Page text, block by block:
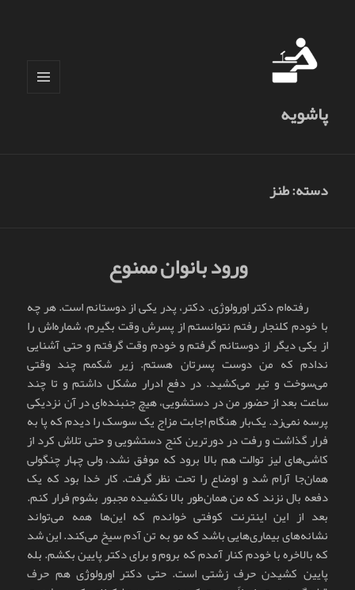
پاشویه
دسته:طنز
ورود بانوان ممنوع
رفته‌ام دکتر اورولوژی. دکتر، پدر یکی از دوستانم است. هر چه
با خودم کلنجار رفتم نتوانستم از پسرش وقت بگیرم، شماره‌اش را
از یکی دیگر از دوستانم گرفتم و خودم وقت گرفتم و حتی آشنایی
ندادم که من دوست پسرتان هستم. زیر شکمم چند وقتی
می‌سوخت و تیر می‌کشید. در دفع ادرار مشکل داشتم و تا چند
ساعت بعد از حضور من در دستشویی، هیچ جنبنده‌ای در آن نزدیکی
پرسه نمی‌زد. یک‌بار هنگام اجابت مزاج یک سوسک را دیدم که پا به
فرار گذاشت و رفت در دورترین کنج دستشویی و حتی تلاش کرد از
کاشی‌های لیز توالت هم بالا برود که موفق نشد، ولی چهار چنگولی
همان‌جا آرام شد و اوضاع را تحت نظر گرفت. کار خدا بود که یک
دفعه بال نزند که من همان‌طور بالا نکشیده مجبور بشوم فرار کنم.
بعد از این اینترنت کوفتی خواندم که این‌ها همه می‌تواند
نشانه‌های بیماری‌هایی باشد که مو به تن آدم سیخ می‌کند. این شد
که بالاخره با خودم کنار آمدم که بروم و برای دکتر پایین بکشم. بله
پایین کشیدن حرف زشتی است. حتی دکتر اورولوژی هم حرف